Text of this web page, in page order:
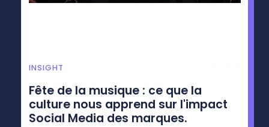
INSIGHT
Fête de la musique : ce que la
culture nous apprend sur l'impact
Social Media des marques.